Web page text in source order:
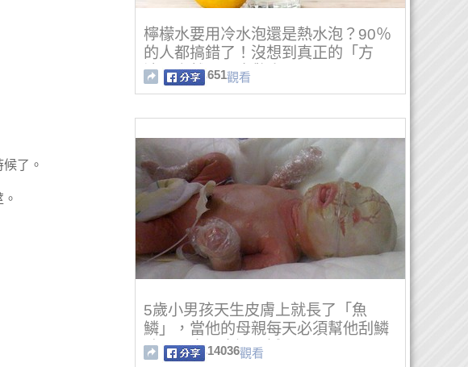
了。
檸檬水要用冷水泡還是熱水泡？90％
的人都搞錯了！沒想到真正的「方
法」竟然是... 太驚人了！
651觀看
5歲小男孩天生皮膚上就長了「魚
鱗」，當他的母親每天必須幫他刮鱗
時…那畫面太過震撼了！
14036觀看